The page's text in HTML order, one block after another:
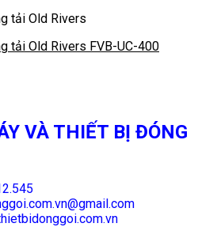
tải Old Rivers
tải Old Rivers FVB-UC-400
VÀ THIẾT BỊ ĐÓNG